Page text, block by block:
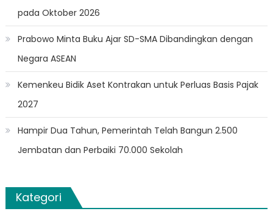
pada Oktober 2026
Prabowo Minta Buku Ajar SD-SMA Dibandingkan dengan
Negara ASEAN
Kemenkeu Bidik Aset Kontrakan untuk Perluas Basis Pajak
2027
Hampir Dua Tahun, Pemerintah Telah Bangun 2.500
Jembatan dan Perbaiki 70.000 Sekolah
Kategori